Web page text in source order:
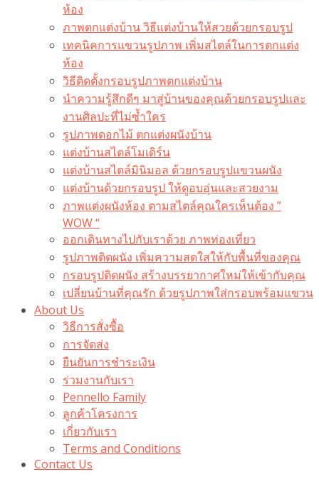
ห้อง
ภาพตกแต่งบ้าน วิธีแต่งบ้านให้สวยด้วยกรอบรูป
เทคนิคการแขวนรูปภาพ เพิ่มสไตล์ในการตกแต่ง
ห้อง
วิธีติดตั้งกรอบรูปภาพตกแต่งบ้าน
นำความรู้สึกดีๆ มาสู่บ้านของคุณด้วยกรอบรูปและ
งานศิลปะที่ไม่ซ้ำใคร
รูปภาพดอกไม้ ตกแต่งผนังบ้าน
แต่งบ้านสไตล์โมเดิร์น
แต่งบ้านสไตล์มินิมอล ด้วยกรอบรูปแขวนผนัง
แต่งบ้านด้วยกรอบรูป ให้ดูอบอุ่นและสวยงาม
ภาพแต่งผนังห้อง ตามสไตล์คุณใครเห็นต้อง ”
WOW “
ออกเดินทางไปกับเราด้วย ภาพท่องเที่ยว
รูปภาพติดผนัง เพิ่มความสดใสให้กับพื้นที่ของคุณ
กรอบรูปติดผนัง สร้างบรรยากาศใหม่ให้เข้ากับคุณ
เปลี่ยนบ้านที่คุณรัก ด้วยรูปภาพใส่กรอบพร้อมแขวน​
About Us
วิธีการสั่งซื้อ
การจัดส่ง
ยืนยันการชำระเงิน
ร่วมงานกับเรา
Pennello Family
ลูกค้าโครงการ
เกี่ยวกับเรา
Terms and Conditions
Contact Us